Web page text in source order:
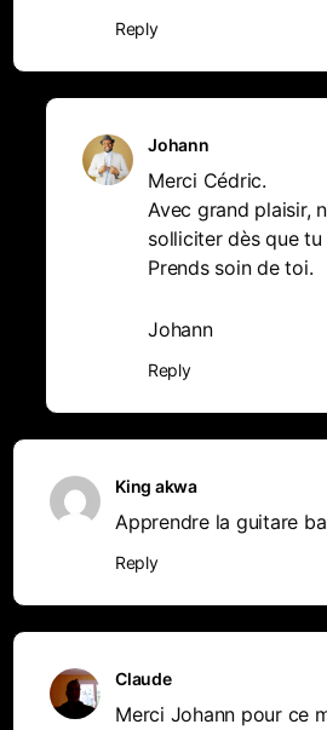
Reply
Johann
Merci Cédric.
Avec grand plaisir,
solliciter dès que tu
Prends soin de toi.
Johann
Reply
King akwa
Apprendre la guitare
Reply
Claude
Merci Johann pour ce